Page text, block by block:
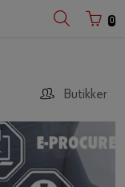
0
Butikker